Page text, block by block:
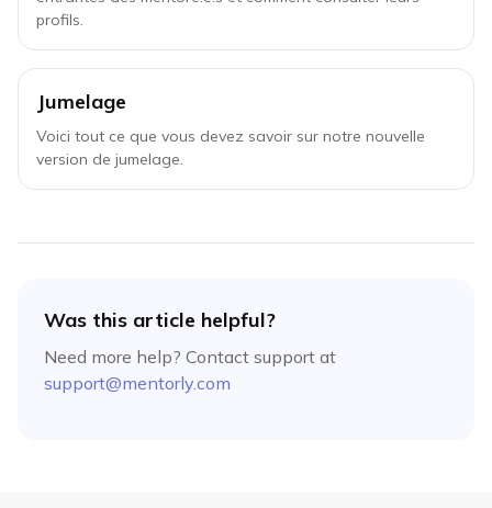
profils.
Jumelage
Voici tout ce que vous devez savoir sur notre nouvelle
version de jumelage.
Was this article helpful?
Need more help? Contact support at
support@mentorly.com